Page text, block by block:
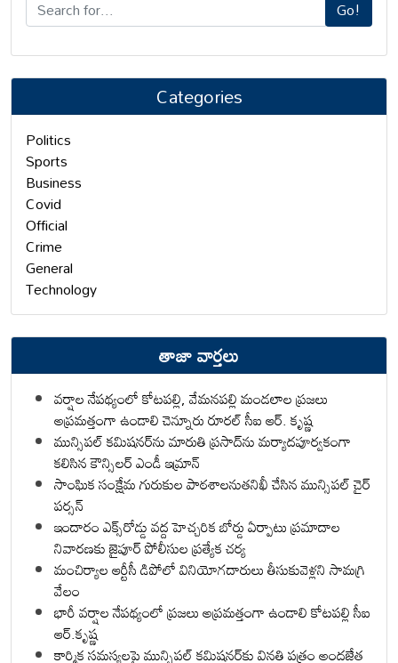
Go!
Categories
Politics
Sports
Business
Covid
Official
Crime
General
Technology
తాజా వార్తలు
వర్షాల నేపథ్యంలో కోటపల్లి, వేమనపల్లి మండలాల ప్రజలు
అప్రమత్తంగా ఉండాలి చెన్నూరు రూరల్ సీఐ ఆర్. కృష్ణ
మున్సిపల్ కమిషనర్‌ను మారుతి ప్రసాద్‌ను మర్యాదపూర్వకంగా
కలిసిన కౌన్సిలర్ ఎండీ ఇమ్రాన్ ​
సాంఘిక సంక్షేమ గురుకుల పాఠశాలనుతనిఖీ చేసిన మున్సిపల్ చైర్
పర్సన్
ఇందారం ఎక్స్‌రోడ్డు వద్ద హెచ్చరిక బోర్డు ఏర్పాటు ప్రమాదాల
నివారణకు జైపూర్ పోలీసుల ప్రత్యేక చర్య
మంచిర్యాల ఆర్టీసీ డిపోలో వినియోగదారులు తీసుకువెళ్లని సామగ్రి
వేలం
భారీ వర్షాల నేపథ్యంలో ప్రజలు అప్రమత్తంగా ఉండాలి కోటపల్లి సీఐ
ఆర్.కృష్ణ
కార్మిక సమస్యలపై మున్సిపల్ కమిషనర్‌కు వినతి పత్రం అందజేత